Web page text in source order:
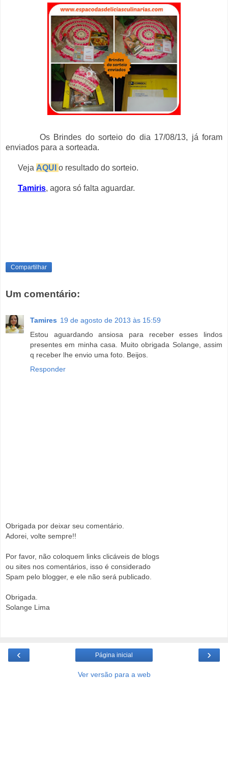
Os Brindes do sorteio do dia 17/08/13, já foram
enviados para a sorteada.
Veja AQUI o resultado do sorteio.
Tamiris, agora só falta aguardar.
Compartilhar
Um comentário:
Tamires 19 de agosto de 2013 às 15:59
Estou aguardando ansiosa para receber esses lindos
presentes em minha casa. Muito obrigada Solange, assim
q receber lhe envio uma foto. Beijos.
Responder
Obrigada por deixar seu comentário.
Adorei, volte sempre!!
Por favor, não coloquem links clicáveis de blogs
ou sites nos comentários, isso é considerado
Spam pelo blogger, e ele não será publicado.
Obrigada.
Solange Lima
‹ ›
Página inicial
Ver versão para a web